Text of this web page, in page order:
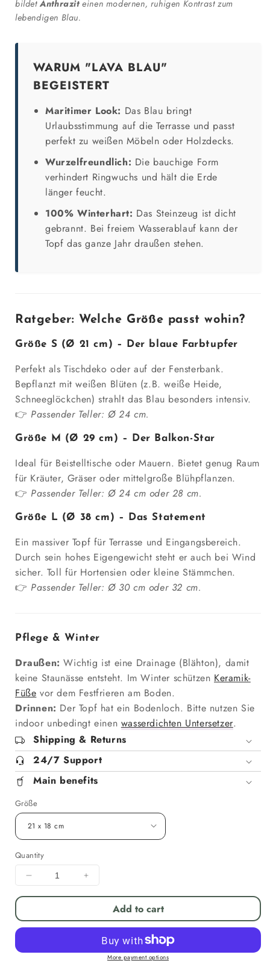
bildetAnthraziteinen modernen, ruhigen Kontrast zum
lebendigen Blau.
WARUM "LAVA BLAU"
BEGEISTERT
Maritimer Look: Das Blau bringt
Urlaubsstimmung auf die Terrasse und passt
perfekt zu weißen Möbeln oder Holzdecks.
Wurzelfreundlich: Die bauchige Form
verhindert Ringwuchs und hält die Erde
länger feucht.
100% Winterhart: Das Steinzeug ist dicht
gebrannt. Bei freiem Wasserablauf kann der
Topf das ganze Jahr draußen stehen.
Ratgeber: Welche Größe passt wohin?
Größe S (Ø 21 cm) – Der blaue Farbtupfer
Perfekt als Tischdeko oder auf der Fensterbank.
Bepflanzt mit weißen Blüten (z.B. weiße Heide,
Schneeglöckchen) strahlt das Blau besonders intensiv.
👉 Passender Teller: Ø 24 cm.
Größe M (Ø 29 cm) – Der Balkon-Star
Ideal für Beistelltische oder Mauern. Bietet genug Raum
für Kräuter, Gräser oder mittelgroße Blühpflanzen.
👉 Passender Teller: Ø 24 cm oder 28 cm.
Größe L (Ø 38 cm) – Das Statement
Ein massiver Topf für Terrasse und Eingangsbereich.
Durch sein hohes Eigengewicht steht er auch bei Wind
sicher. Toll für Hortensien oder kleine Stämmchen.
👉 Passender Teller: Ø 30 cm oder 32 cm.
Pflege & Winter
Draußen: Wichtig ist eine Drainage (Blähton), damit
keine Staunässe entsteht. Im Winter schützen Keramik-
Füße vor dem Festfrieren am Boden.
Drinnen: Der Topf hat ein Bodenloch. Bitte nutzen Sie
indoor unbedingt einen wasserdichten Untersetzer.
Shipping & Returns
24/7 Support
Main benefits
Größe
Quantity
Decrease
quantity
Pflanzgefäß
Keramik
POT&quot;
Increase
quantity
Pflanzgefäß
Keramik
&quot;EGG-
POT&quot;
Add to cart
More payment options